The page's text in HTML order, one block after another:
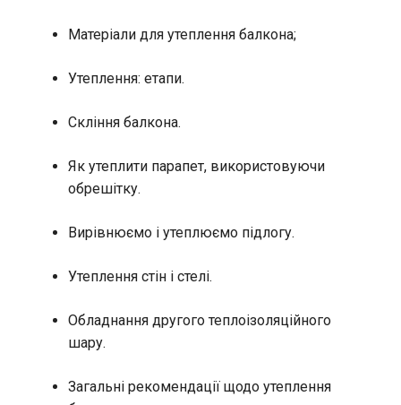
Матеріали для утеплення балкона;
Утеплення: етапи.
Скління балкона.
Як утеплити парапет, використовуючи
обрешітку.
Вирівнюємо і утеплюємо підлогу.
Утеплення стін і стелі.
Обладнання другого теплоізоляційного
шару.
Загальні рекомендації щодо утеплення